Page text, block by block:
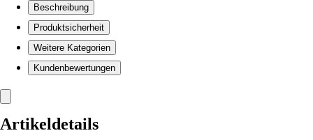
Beschreibung
Produktsicherheit
Weitere Kategorien
Kundenbewertungen
Artikeldetails